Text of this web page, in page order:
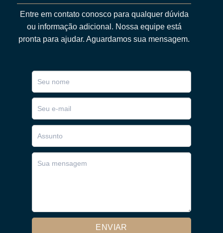
Entre em contato conosco para qualquer dúvida
ou informação adicional. Nossa equipe está
pronta para ajudar. Aguardamos sua mensagem.